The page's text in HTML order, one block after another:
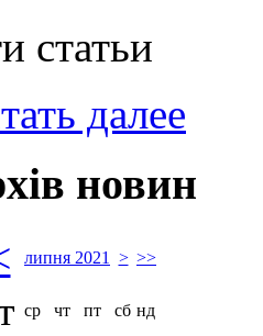
статьи
далее
новин
липня 2021 > >>
ср чт пт сб нд